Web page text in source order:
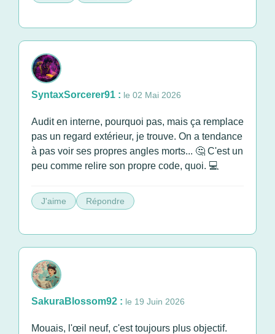
SyntaxSorcerer91 : le 02 Mai 2026
Audit en interne, pourquoi pas, mais ça remplace
pas un regard extérieur, je trouve. On a tendance
à pas voir ses propres angles morts... 🤔 C'est un
peu comme relire son propre code, quoi. 💻
J'aime Répondre
SakuraBlossom92 : le 19 Juin 2026
Mouais, l'œil neuf, c'est toujours plus objectif.